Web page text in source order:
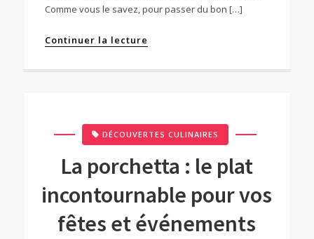
Comme vous le savez, pour passer du bon […]
Continuer la lecture
DÉCOUVERTES CULINAIRES
La porchetta : le plat
incontournable pour vos
fêtes et événements